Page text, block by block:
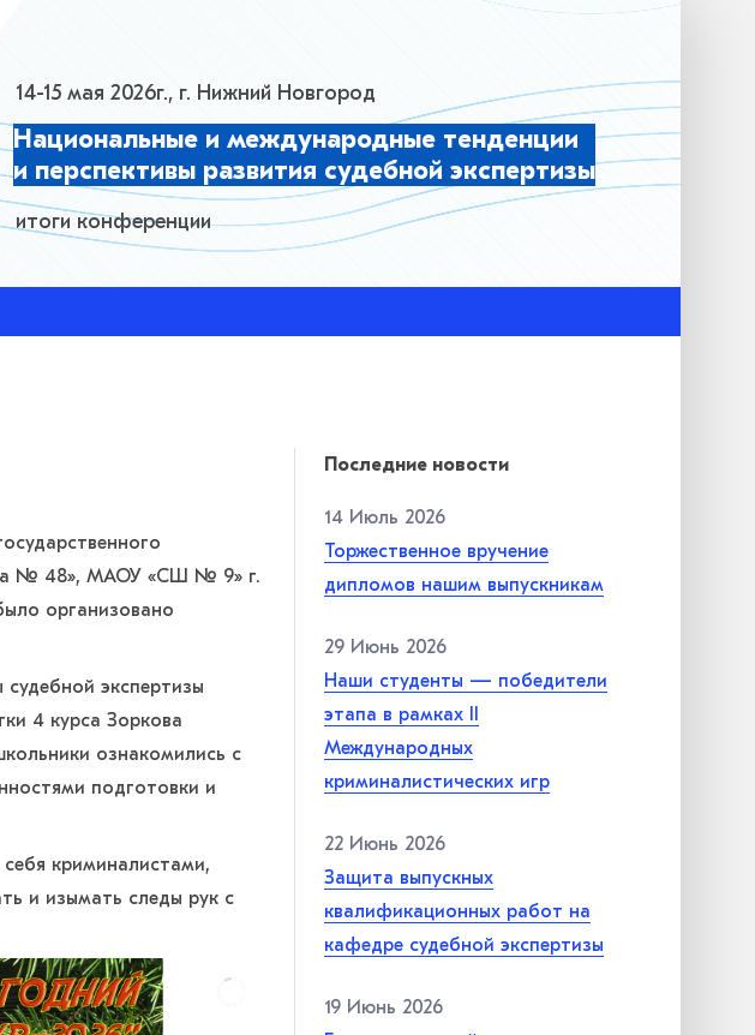
Национальные и международные тенденции
и перспективы развития судебной экспертизы
14-15 мая 2026г., г. Нижний Новгород
итоги конференции
№ 48», МАОУ «СШ № 9» г.
организовано
экспертизы
4 курса Зоркова
ознакомились с
подготовки и
криминалистами,
и изымать следы рук с
Последние новости
14 Июль 2026
Торжественное вручение
дипломов нашим выпускникам
29 Июнь 2026
Наши студенты — победители
этапа в рамках II
Международных
криминалистических игр
22 Июнь 2026
Защита выпускных
квалификационных работ на
кафедре судебной экспертизы
19 Июнь 2026